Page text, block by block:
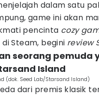
dalam satu
game ini akan
pencinta cozy
Steam, begini review
seorang pemuda
Island
(dok. Seed Lab/Starsand Island)
dari premis klasik